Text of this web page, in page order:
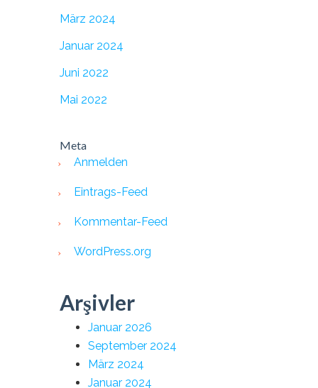
März 2024
Januar 2024
Juni 2022
Mai 2022
Meta
Anmelden
Eintrags-Feed
Kommentar-Feed
WordPress.org
Arşivler
Januar 2026
September 2024
März 2024
Januar 2024